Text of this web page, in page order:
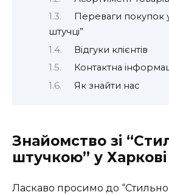
Переваги покупок
штучці”
Відгуки клієнтів
Контактна
Як знайти нас
Знайомство зі
штучкою” у Харкові
Ласкаво просимо до